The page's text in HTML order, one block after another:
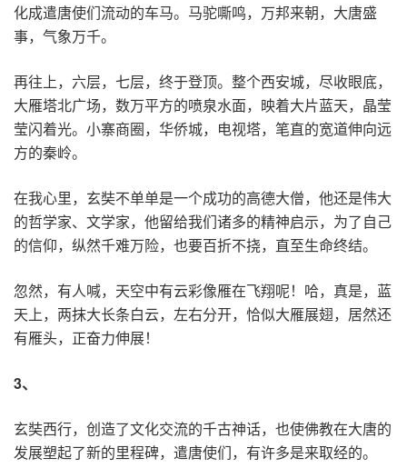
化成遣唐使们流动的车马。马驼嘶鸣，万邦来朝，大唐盛
事，气象万千。
再往上，六层，七层，终于登顶。整个西安城，尽收眼底，
大雁塔北广场，数万平方的喷泉水面，映着大片蓝天，晶莹
莹闪着光。小寨商圈，华侨城，电视塔，笔直的宽道伸向远
方的秦岭。
在我心里，玄奘不单单是一个成功的高德大僧，他还是伟大
的哲学家、文学家，他留给我们诸多的精神启示，为了自己
的信仰，纵然千难万险，也要百折不挠，直至生命终结。
忽然，有人喊，天空中有云彩像雁在飞翔呢！哈，真是，蓝
天上，两抹大长条白云，左右分开，恰似大雁展翅，居然还
有雁头，正奋力伸展！
3、
玄奘西行，创造了文化交流的千古神话，也使佛教在大唐的
发展塑起了新的里程碑，遣唐使们，有许多是来取经的。